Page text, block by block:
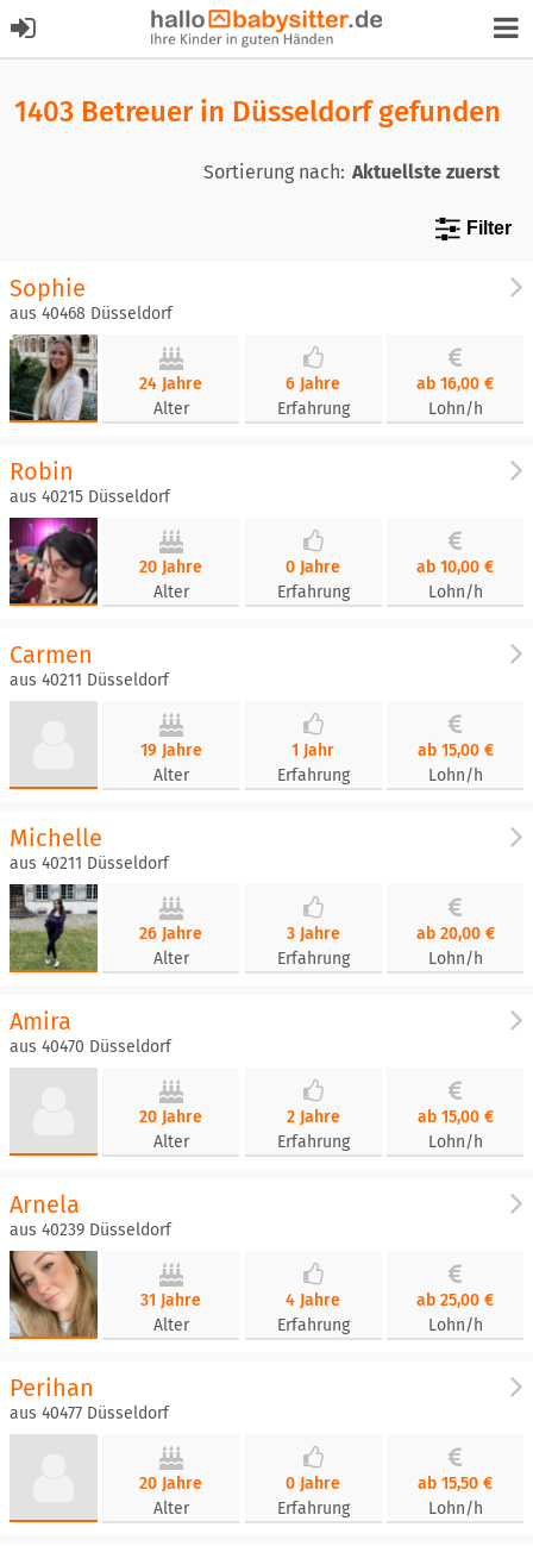
1403 Betreuer in Düsseldorf gefunden
Sortierung nach:
Filter
Sophie
aus 40468 Düsseldorf
24 Jahre
Alter
6 Jahre
Erfahrung
ab 16,00 €
Lohn/h
Robin
aus 40215 Düsseldorf
20 Jahre
Alter
0 Jahre
Erfahrung
ab 10,00 €
Lohn/h
Carmen
aus 40211 Düsseldorf
19 Jahre
Alter
1 Jahr
Erfahrung
ab 15,00 €
Lohn/h
Michelle
aus 40211 Düsseldorf
26 Jahre
Alter
3 Jahre
Erfahrung
ab 20,00 €
Lohn/h
Amira
aus 40470 Düsseldorf
20 Jahre
Alter
2 Jahre
Erfahrung
ab 15,00 €
Lohn/h
Arnela
aus 40239 Düsseldorf
31 Jahre
Alter
4 Jahre
Erfahrung
ab 25,00 €
Lohn/h
Perihan
aus 40477 Düsseldorf
20 Jahre
Alter
0 Jahre
Erfahrung
ab 15,50 €
Lohn/h